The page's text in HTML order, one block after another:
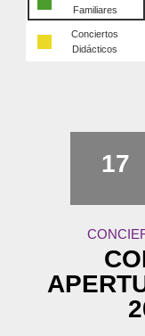
Familiares
Conciertos
Didácticos
17